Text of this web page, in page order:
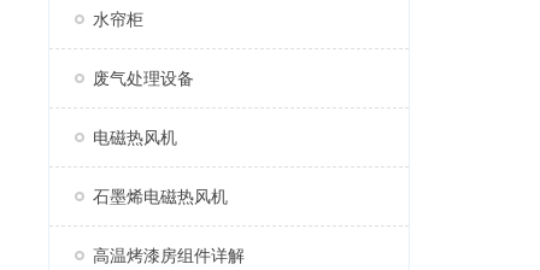
水帘柜
废气处理设备
电磁热风机
石墨烯电磁热风机
高温烤漆房组件详解